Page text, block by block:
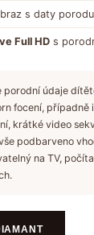
s daty porodu
Full HD s
porodní údaje
focení, případně
krátké video
podbarveno
na TV,